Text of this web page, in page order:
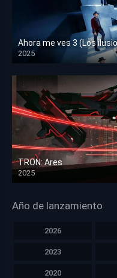
Ahora me ves 3 (Los
2025
HD 1080p
TRON: Ares
2025
HD 1080p
Año de lanzamiento
2026
2023
2020